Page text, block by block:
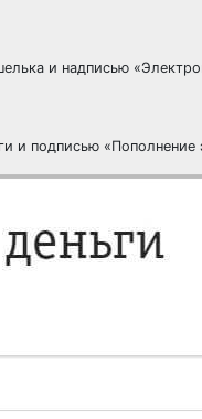
и надписью
и подписью «Пополнение